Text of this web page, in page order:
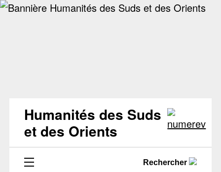
Humanités des Suds
et des Orients
Rechercher